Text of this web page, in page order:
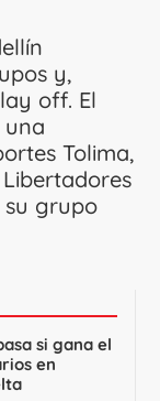
y,
off. El
una
Tolima,
grupo
si gana el
en